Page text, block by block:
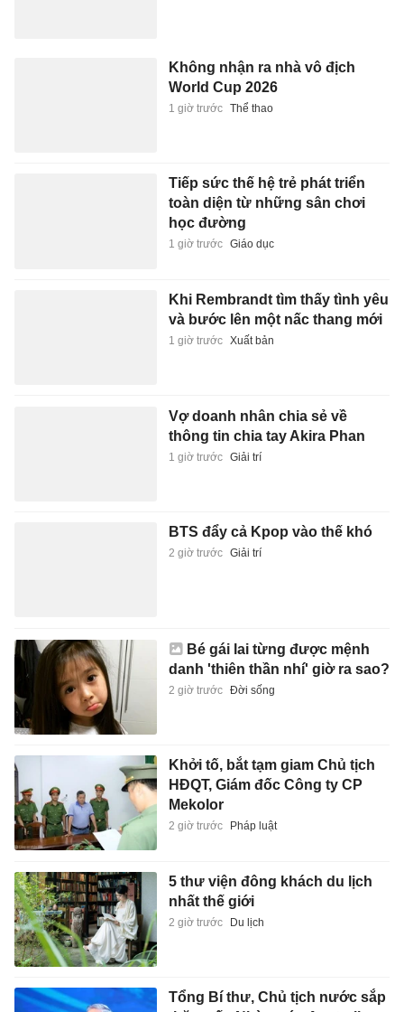
Không nhận ra nhà vô địch
World Cup 2026
1 giờ trước Thể thao
Tiếp sức thế hệ trẻ phát triển
toàn diện từ những sân chơi
học đường
1 giờ trước Giáo dục
Khi Rembrandt tìm thấy tình yêu
và bước lên một nấc thang mới
1 giờ trước Xuất bản
Vợ doanh nhân chia sẻ về
thông tin chia tay Akira Phan
1 giờ trước Giải trí
BTS đẩy cả Kpop vào thế khó
2 giờ trước Giải trí
Bé gái lai từng được mệnh
danh 'thiên thần nhí' giờ ra sao?
2 giờ trước Đời sống
Khởi tố, bắt tạm giam Chủ tịch
HĐQT, Giám đốc Công ty CP
Mekolor
2 giờ trước Pháp luật
5 thư viện đông khách du lịch
nhất thế giới
2 giờ trước Du lịch
Tổng Bí thư, Chủ tịch nước sắp